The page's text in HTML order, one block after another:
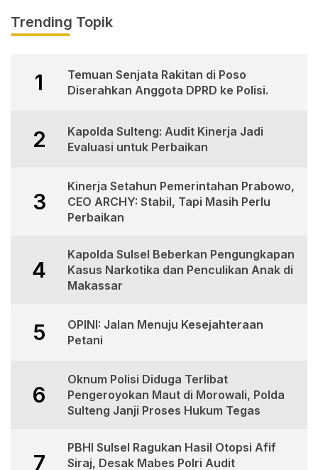
Trending Topik
1
Temuan Senjata Rakitan di Poso
Diserahkan Anggota DPRD ke Polisi.
2
Kapolda Sulteng: Audit Kinerja Jadi
Evaluasi untuk Perbaikan
3
Kinerja Setahun Pemerintahan Prabowo,
CEO ARCHY: Stabil, Tapi Masih Perlu
Perbaikan
4
Kapolda Sulsel Beberkan Pengungkapan
Kasus Narkotika dan Penculikan Anak di
Makassar
5
OPINI: Jalan Menuju Kesejahteraan
Petani
6
Oknum Polisi Diduga Terlibat
Pengeroyokan Maut di Morowali, Polda
Sulteng Janji Proses Hukum Tegas
7
PBHI Sulsel Ragukan Hasil Otopsi Afif
Siraj, Desak Mabes Polri Audit